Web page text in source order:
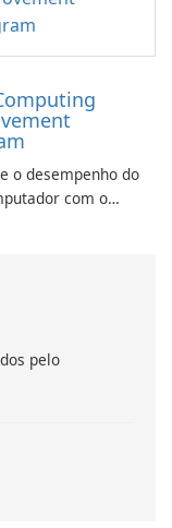
o desempenho do
com o
pelo